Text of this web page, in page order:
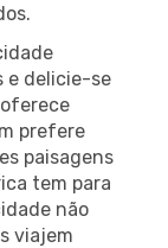
e delicie-se
prefere
paisagens
tem para
não
viajem